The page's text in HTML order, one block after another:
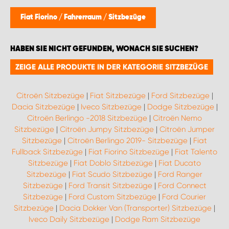
Fiat Fiorino / Fahrerraum / Sitzbezüge
HABEN SIE NICHT GEFUNDEN, WONACH SIE SUCHEN?
ZEIGE ALLE PRODUKTE IN DER KATEGORIE SITZBEZÜGE
Citroën Sitzbezüge| Fiat Sitzbezüge| Ford Sitzbezüge|
Dacia Sitzbezüge| Iveco Sitzbezüge| Dodge Sitzbezüge|
Citroën Berlingo -2018 Sitzbezüge | Citroën Nemo
Sitzbezüge | Citroën Jumpy Sitzbezüge | Citroën Jumper
Sitzbezüge | Citroën Berlingo 2019- Sitzbezüge | Fiat
Fullback Sitzbezüge | Fiat Fiorino Sitzbezüge | Fiat Talento
Sitzbezüge | Fiat Doblo Sitzbezüge | Fiat Ducato
Sitzbezüge | Fiat Scudo Sitzbezüge | Ford Ranger
Sitzbezüge| Ford Transit Sitzbezüge| Ford Connect
Sitzbezüge | Ford Custom Sitzbezüge | Ford Courier
Sitzbezüge | Dacia Dokker Van (Transporter) Sitzbezüge |
Iveco Daily Sitzbezüge | Dodge Ram Sitzbezüge
WORK SYSTEM NAMEN